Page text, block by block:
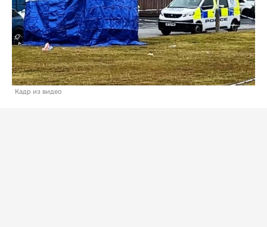
Кадр из видео